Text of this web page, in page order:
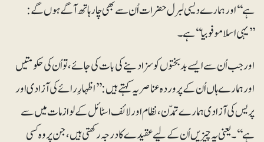
ہے‘‘ اور ہمارے دیسی لبرل حضرات اُن سے بھی چار ہاتھ آگے ہوں گے:
’’یہی اسلاموفوبیا‘‘ ہے۔
اور جب اُن سے ایسے بدبختوں کو سزا دینے کی بات کی جائے، تواُن کی حکومتیں
اور ہمارے ہاں اُن کے پروردہ عناصر یہ کہتے ہیں: ’’اظہارِ رائے کی آزادی اور
پریس کی آزادی ہمارے تمدّن، نظام اور لائف اسٹائل کے لوازمات میں سے
ہے‘‘۔ یعنی یہ چیزیں اُن کے لیے عقیدے کا درجہ رکھتی ہیں، جن پر وہ کسی